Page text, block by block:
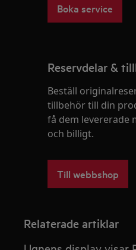
Boka service
Reservdelar &
Beställ
tillbehör till din
få dem levererade
och billigt.
Till webbshop
Relaterade artiklar